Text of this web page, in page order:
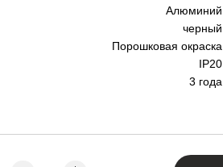
Алюминий
черный
Порошковая окраска
IP20
3 года